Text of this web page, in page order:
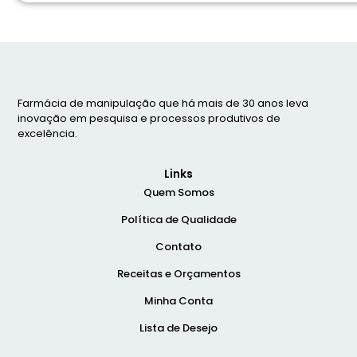
Farmácia de manipulação que há mais de 30 anos leva
inovação em pesquisa e processos produtivos de
excelência.
Links
Quem Somos
Política de Qualidade
Contato
Receitas e Orçamentos
Minha Conta
Lista de Desejo